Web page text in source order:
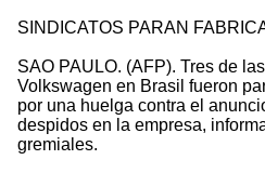
SINDICATOS PARAN
SAO PAULO. (AFP). Tres de
Volkswagen en Brasil fueron
por una huelga contra el
despidos en la empresa,
gremiales.